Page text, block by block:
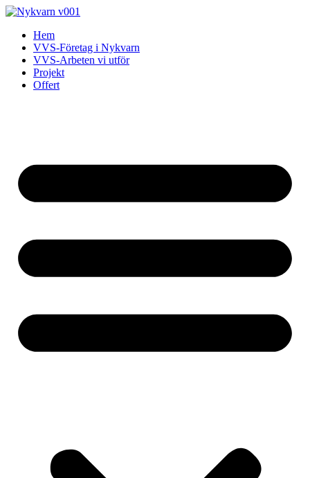
Skip
contentHem
VVS-Företag i Nykvarn
VVS-Arbeten vi utför
Projekt
Offert